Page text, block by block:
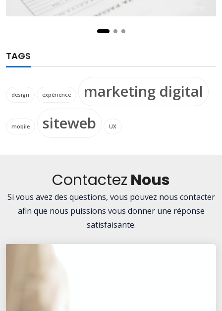
TAGS
design expérience marketing digital
mobile siteweb UX
Contactez Nous
Si vous avez des questions, vous pouvez nous contacter
afin que nous puissions vous donner une réponse
satisfaisante.